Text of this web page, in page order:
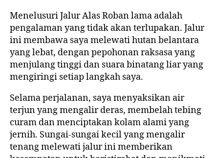
Menelusuri Jalur Alas Roban lama adalah
pengalaman yang tidak akan terlupakan. Jalur
ini membawa saya melewati hutan belantara
yang lebat, dengan pepohonan raksasa yang
menjulang tinggi dan suara binatang liar yang
mengiringi setiap langkah saya.
Selama perjalanan, saya menyaksikan air
terjun yang mengalir deras, membelah tebing
curam dan menciptakan kolam alami yang
jernih. Sungai-sungai kecil yang mengalir
tenang melewati jalur ini memberikan